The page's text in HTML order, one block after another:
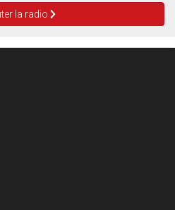
la radio